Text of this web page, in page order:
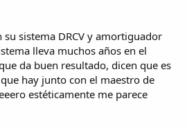
su sistema DRCV y amortiguador
lleva muchos años en el
da buen resultado, dicen que es
hay junto con el maestro de
estéticamente me parece